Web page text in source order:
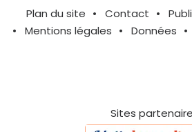
Plan du site Contact
Mentions légales
Données
Sites